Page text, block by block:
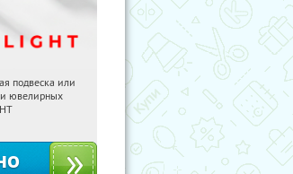
Получили:
подвеска или
ювелирных